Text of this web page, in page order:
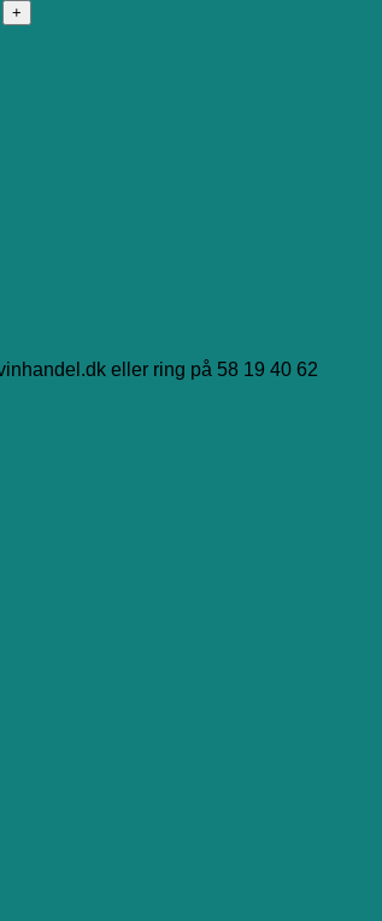
eller ring på 58 19 40 62